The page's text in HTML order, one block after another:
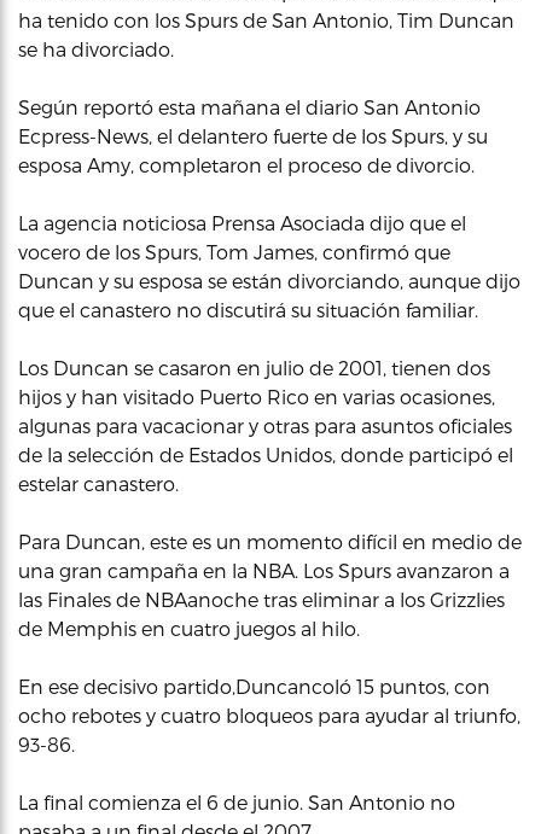
ha tenido con los Spurs de San Antonio, Tim Duncan
se ha divorciado.
Según reportó esta mañana el diario San Antonio
Ecpress-News, el delantero fuerte de los Spurs, y su
esposa Amy, completaron el proceso de divorcio.
La agencia noticiosa Prensa Asociada dijo que el
vocero de los Spurs, Tom James, confirmó que
Duncan y su esposa se están divorciando, aunque dijo
que el canastero no discutirá su situación familiar.
Los Duncan se casaron en julio de 2001, tienen dos
hijos y han visitado Puerto Rico en varias ocasiones,
algunas para vacacionar y otras para asuntos oficiales
de la selección de Estados Unidos, donde participó el
estelar canastero.
Para Duncan, este es un momento difícil en medio de
una gran campaña en la NBA. Los Spurs avanzaron a
las Finales de NBAanoche tras eliminar a los Grizzlies
de Memphis en cuatro juegos al hilo.
En ese decisivo partido,Duncancoló 15 puntos, con
ocho rebotes y cuatro bloqueos para ayudar al triunfo,
93-86.
La final comienza el 6 de junio. San Antonio no